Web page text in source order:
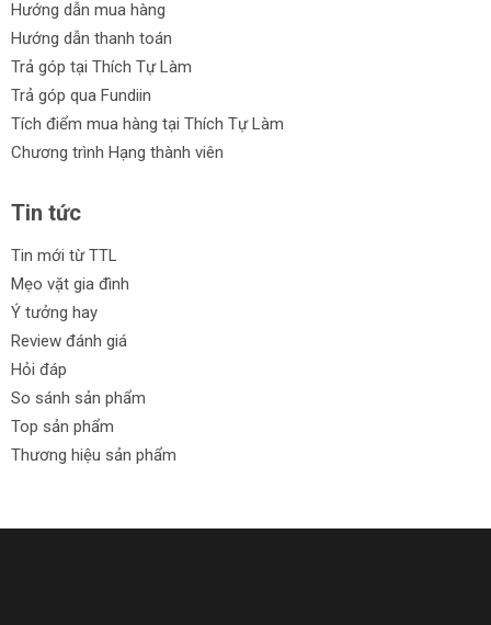
Hướng dẫn mua hàng
Hướng dẫn thanh toán
Trả góp tại Thích Tự Làm
Trả góp qua Fundiin
Tích điểm mua hàng tại Thích Tự Làm
Chương trình Hạng thành viên
Tin tức
Tin mới từ TTL
Mẹo vặt gia đình
Ý tưởng hay
Review đánh giá
Hỏi đáp
So sánh sản phẩm
Top sản phẩm
Thương hiệu sản phẩm